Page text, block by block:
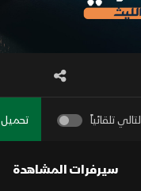
التالي تلقائياً تحميل
سيرفرات المشاهدة